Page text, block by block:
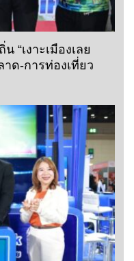
“เงาะเมืองเลย
าด-การท่องเที่ยว